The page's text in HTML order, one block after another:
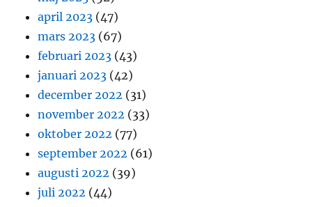
april 2023 (47)
mars 2023 (67)
februari 2023 (43)
januari 2023 (42)
december 2022 (31)
november 2022 (33)
oktober 2022 (77)
september 2022 (61)
augusti 2022 (39)
juli 2022 (44)